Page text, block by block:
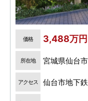
価格 3,488万円
所在地 宮城県仙台
アクセス 仙台市地下